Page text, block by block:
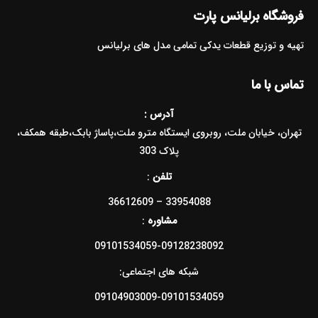
فروشگاه برلیانس پارت
تهیه و توزیع قطعات یدکی تمامی مدل های برلیانس
تماس با ما
آدرس :
تهران، خیابان ملت، روبروی ایستگاه مترو ملت،پاساژ بابک،طبقه همکف،
پلاک 303
تلفن :
33954088 – 36612609
مشاوره :
09101534059-09128238092
شبکه های اجتماعی:
09104903009-09101534059